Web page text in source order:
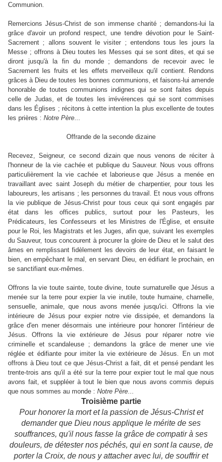
Communion.
Remercions Jésus-Christ de son immense charité ; demandons-lui la
grâce d'avoir un profond respect, une tendre dévotion pour le Saint-
Sacrement ; allons souvent le visiter ; entendons tous les jours la
Messe ; offrons à Dieu toutes les Messes qui se sont dites, et qui se
diront jusqu'à la fin du monde ; demandons de recevoir avec le
Sacrement les fruits et les effets merveilleux qu'il contient. Rendons
grâces à Dieu de toutes les bonnes communions, et faisons-lui amende
honorable de toutes communions indignes qui se sont faites depuis
celle de Judas, et de toutes les irrévérences qui se sont commises
dans les Églises ; récitons à cette intention la plus excellente de toutes
les prières : Notre Père...
Offrande de la seconde dizaine
Recevez, Seigneur, ce second dizain que nous venons de réciter à
l'honneur de la vie cachée et publique du Sauveur. Nous vous offrons
particulièrement la vie cachée et laborieuse que Jésus a menée en
travaillant avec saint Joseph du métier de charpentier, pour tous les
laboureurs, les artisans ; les personnes du travail. Et nous vous offrons
la vie publique de Jésus-Christ pour tous ceux qui sont engagés par
état dans les offices publics, surtout pour les Pasteurs, les
Prédicateurs, les Confesseurs et les Ministres de l'Église, et ensuite
pour le Roi, les Magistrats et les Juges, afin que, suivant les exemples
du Sauveur, tous concourent à procurer la gloire de Dieu et le salut des
âmes en remplissant fidèlement les devoirs de leur état, en faisant le
bien, en empêchant le mal, en servant Dieu, en édifiant le prochain, en
se sanctifiant eux-mêmes.
Offrons la vie toute sainte, toute divine, toute surnaturelle que Jésus a
menée sur la terre pour expier la vie inutile, toute humaine, charnelle,
sensuelle, animale, que nous avons menée jusqu'ici. Offrons la vie
intérieure de Jésus pour expier notre vie dissipée, et demandons la
grâce d'en mener désormais une intérieure pour honorer l'intérieur de
Jésus. Offrons la vie extérieure de Jésus pour réparer notre vie
criminelle et scandaleuse ; demandons la grâce de mener une vie
réglée et édifiante pour imiter la vie extérieure de Jésus. En un mot
offrons à Dieu tout ce que Jésus-Christ a fait, dit et pensé pendant les
trente-trois ans qu'il a été sur la terre pour expier tout le mal que nous
avons fait, et suppléer à tout le bien que nous avons commis depuis
que nous sommes au monde : Notre Père...
Troisième partie
Pour honorer la mort et la passion de Jésus-Christ et
demander que Dieu nous applique le mérite de ses
souffrances, qu'il nous fasse la grâce de compatir à ses
douleurs, de détester nos péchés, qui en sont la cause, de
porter la Croix, de nous y attacher avec lui, de souffrir et